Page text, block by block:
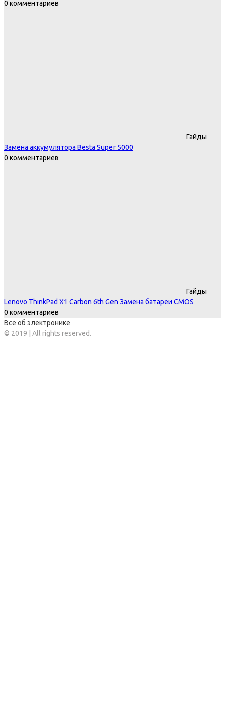
0 комментариев
Гайды
Замена аккумулятора Besta Super 5000
0 комментариев
Гайды
Lenovo ThinkPad X1 Carbon 6th Gen Замена батареи CMOS
0 комментариев
Все об электронике
© 2019 | All rights reserved.